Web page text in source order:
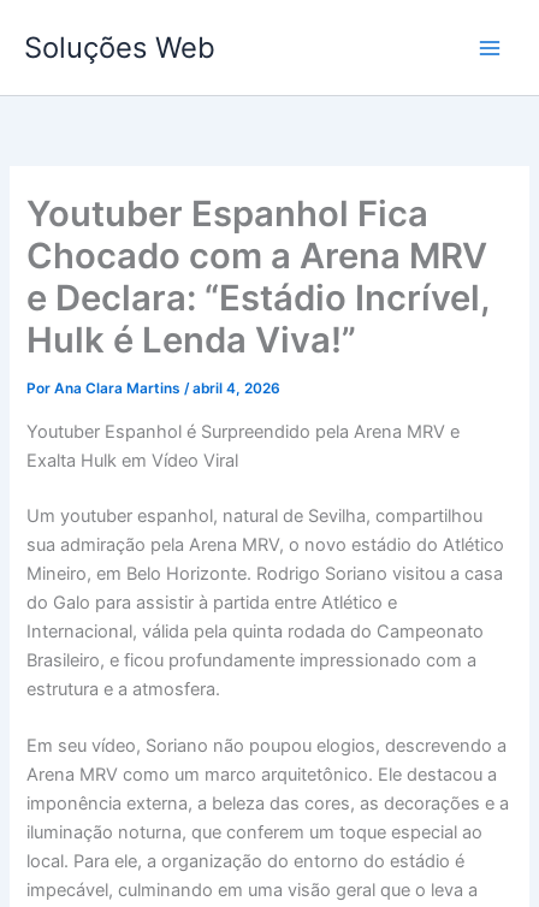
para
conteúdo
Soluções Web
Youtuber Espanhol Fica
Chocado com a Arena MRV
e Declara: “Estádio Incrível,
Hulk é Lenda Viva!”
PorAna Clara Martins/abril 4, 2026
Youtuber Espanhol é Surpreendido pela Arena MRV e
Exalta Hulk em Vídeo Viral
Um youtuber espanhol, natural de Sevilha, compartilhou
sua admiração pela Arena MRV, o novo estádio do Atlético
Mineiro, em Belo Horizonte. Rodrigo Soriano visitou a casa
do Galo para assistir à partida entre Atlético e
Internacional, válida pela quinta rodada do Campeonato
Brasileiro, e ficou profundamente impressionado com a
estrutura e a atmosfera.
Em seu vídeo, Soriano não poupou elogios, descrevendo a
Arena MRV como um marco arquitetônico. Ele destacou a
imponência externa, a beleza das cores, as decorações e a
iluminação noturna, que conferem um toque especial ao
local. Para ele, a organização do entorno do estádio é
impecável, culminando em uma visão geral que o leva a